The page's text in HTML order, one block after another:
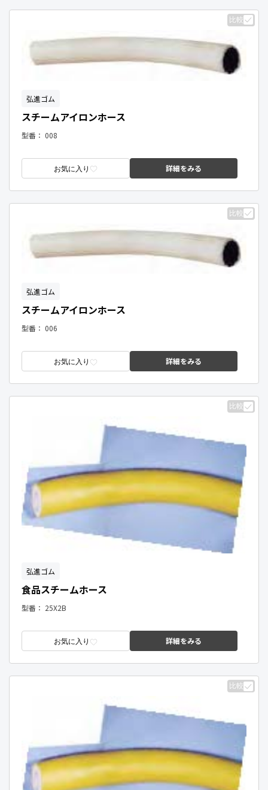
比較
弘進ゴム
スチームアイロンホース
型番： 008
お気に入り 詳細をみる
比較
弘進ゴム
スチームアイロンホース
型番： 006
お気に入り 詳細をみる
比較
弘進ゴム
食品スチームホース
型番： 25X2B
お気に入り 詳細をみる
比較